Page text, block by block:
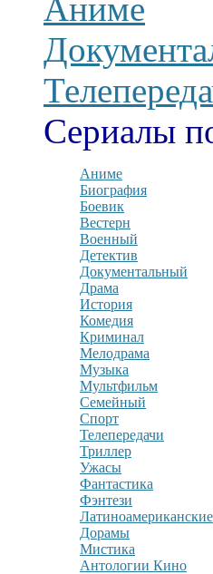
Аниме
Сериалы
Аниме
Биография
Боевик
Вестерн
Военный
Детектив
Документальный
Драма
История
Комедия
Криминал
Мелодрама
Музыка
Мультфильм
Семейный
Спорт
Телепередачи
Триллер
Ужасы
Фантастика
Фэнтези
Латиноамериканские
Дорамы
Мистика
Антологии Кино